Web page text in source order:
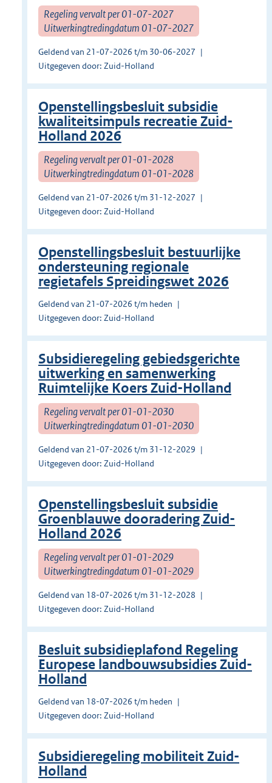
Regeling vervalt per 01-07-2027
Uitwerkingtredingdatum 01-07-2027
Geldend van 21-07-2026 t/m 30-06-2027
Uitgegeven door: Zuid-Holland
Openstellingsbesluit subsidie
kwaliteitsimpuls recreatie Zuid-
Holland 2026
Regeling vervalt per 01-01-2028
Uitwerkingtredingdatum 01-01-2028
Geldend van 21-07-2026 t/m 31-12-2027
Uitgegeven door: Zuid-Holland
Openstellingsbesluit bestuurlijke
ondersteuning regionale
regietafels Spreidingswet 2026
Geldend van 21-07-2026 t/m heden
Uitgegeven door: Zuid-Holland
Subsidieregeling gebiedsgerichte
uitwerking en samenwerking
Ruimtelijke Koers Zuid-Holland
Regeling vervalt per 01-01-2030
Uitwerkingtredingdatum 01-01-2030
Geldend van 21-07-2026 t/m 31-12-2029
Uitgegeven door: Zuid-Holland
Openstellingsbesluit subsidie
Groenblauwe dooradering Zuid-
Holland 2026
Regeling vervalt per 01-01-2029
Uitwerkingtredingdatum 01-01-2029
Geldend van 18-07-2026 t/m 31-12-2028
Uitgegeven door: Zuid-Holland
Besluit subsidieplafond Regeling
Europese landbouwsubsidies Zuid-
Holland
Geldend van 18-07-2026 t/m heden
Uitgegeven door: Zuid-Holland
Subsidieregeling mobiliteit Zuid-
Holland